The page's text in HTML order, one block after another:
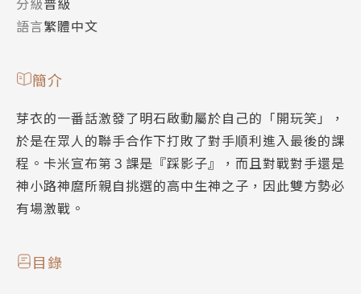
語言繁體中文
簡介
芽衣的一番話激發了明石啟動屬於自己的「開玩笑」，
於是在眾人的聯手合作下打敗了對手順利進入最後的課
程。卡米宣布第３課是『踩影子』，而且對戰對手還是
神小路神麿所親自挑選的高中生神之子，因此雙方勢必
有場激戰。
目錄